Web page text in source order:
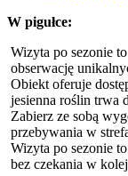
W pigułce:
Wizyta po sezonie
obserwację
Obiekt oferuje
jesienna roślin trwa
Zabierz ze sobą
przebywania w
Wizyta po sezonie
bez czekania w